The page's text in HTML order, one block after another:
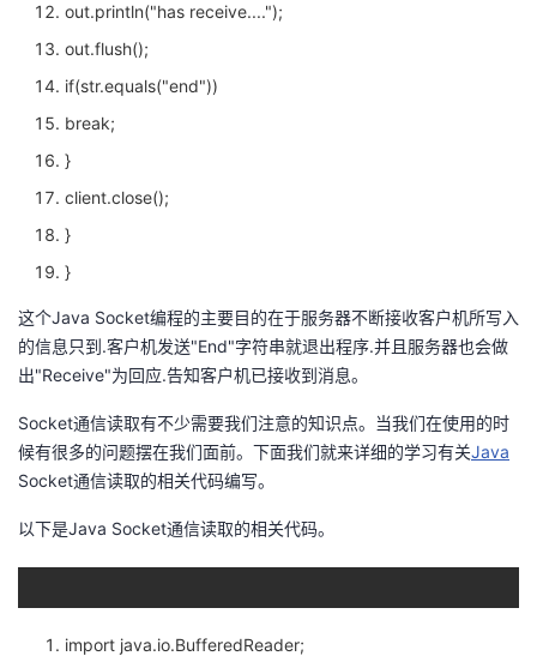
out.println("has receive....");
out.flush();
if(str.equals("end"))
break;
}
client.close();
}
}
这个Java Socket编程的主要目的在于服务器不断接收客户机所写入
的信息只到.客户机发送"End"字符串就退出程序.并且服务器也会做
出"Receive"为回应.告知客户机已接收到消息。
Socket通信读取有不少需要我们注意的知识点。当我们在使用的时
候有很多的问题摆在我们面前。下面我们就来详细的学习有关Java
Socket通信读取的相关代码编写。
以下是Java Socket通信读取的相关代码。
import java.io.BufferedReader;